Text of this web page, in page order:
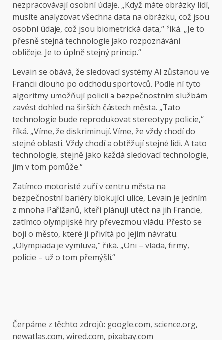
nezpracovávají osobní údaje. „Když máte obrázky lidí,
musíte analyzovat všechna data na obrázku, což jsou
osobní údaje, což jsou biometrická data,“ říká. „Je to
přesně stejná technologie jako rozpoznávání
obličeje. Je to úplně stejný princip.“
Levain se obává, že sledovací systémy AI zůstanou ve
Francii dlouho po odchodu sportovců. Podle ní tyto
algoritmy umožňují policii a bezpečnostním službám
zavést dohled na širších částech města. „Tato
technologie bude reprodukovat stereotypy policie,“
říká. „Víme, že diskriminují. Víme, že vždy chodí do
stejné oblasti. Vždy chodí a obtěžují stejné lidi. A tato
technologie, stejně jako každá sledovací technologie,
jim v tom pomůže.“
Zatímco motoristé zuří v centru města na
bezpečnostní bariéry blokující ulice, Levain je jedním
z mnoha Pařížanů, kteří plánují utéct na jih Francie,
zatímco olympijské hry převezmou vládu. Přesto se
bojí o město, které ji přivítá po jejím návratu.
„Olympiáda je výmluva,“ říká. „Oni – vláda, firmy,
policie – už o tom přemýšlí.“
Čerpáme z těchto zdrojů: google.com, science.org,
newatlas.com, wired.com, pixabay.com